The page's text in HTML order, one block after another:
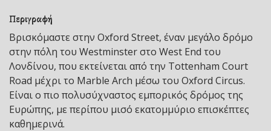
Περιγραφή
Βρισκόμαστε στην Oxford Street, έναν μεγάλο δρόμο
στην πόλη του Westminster στο West End του
Λονδίνου, που εκτείνεται από την Tottenham Court
Road μέχρι το Marble Arch μέσω του Oxford Circus.
Είναι ο πιο πολυσύχναστος εμπορικός δρόμος της
Ευρώπης, με περίπου μισό εκατομμύριο επισκέπτες
καθημερινά.